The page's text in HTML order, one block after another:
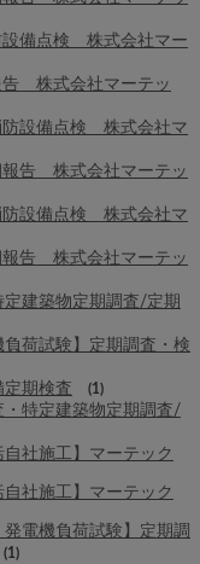
設備点検 株式会社マー
告 株式会社マーテッ
防設備点検 株式会社マ
報告 株式会社マーテッ
防設備点検 株式会社マ
報告 株式会社マーテッ
建築物定期調査/定期
荷試験】定期調査・検
期検査 (1)
特定建築物定期調査/
社施工】マーテック
社施工】マーテック
電機負荷試験】定期調
(1)